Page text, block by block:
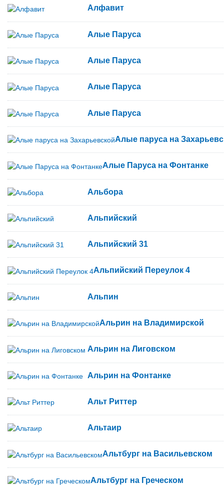
Алфавит
Алые Паруса
Алые Паруса
Алые Паруса
Алые Паруса
Алые паруса на
Алые Паруса на Фонтанке
Альбора
Альпийский
Альпийский 31
Альпийский Переулок 4
Альпин
Альрин на Владимирской
Альрин на Лиговском
Альрин на Фонтанке
Альт Риттер
Альтаир
Альтбург на Васильевском
Альтбург на Греческом